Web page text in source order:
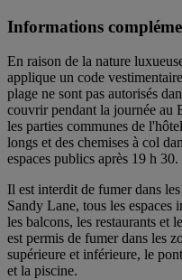
Informations
En raison de la nature
applique un code
plage ne sont pas autorisés
couvrir pendant la journée au
les parties communes de
longs et des chemises à col
espaces publics après 19 h 30.
Il est interdit de fumer dans
Sandy Lane, tous les espaces
les balcons, les restaurants et
est permis de fumer dans les
supérieure et inférieure, le
et la piscine.